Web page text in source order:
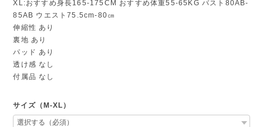
XL:おすすめ身長165-175CM おすすめ体重55-65KG バスト80AB-
85AB ウエスト75.5cm-80㎝
伸縮性 あり
裏地 あり
パッド あり
透け感 なし
付属品 なし
サイズ（M-XL）